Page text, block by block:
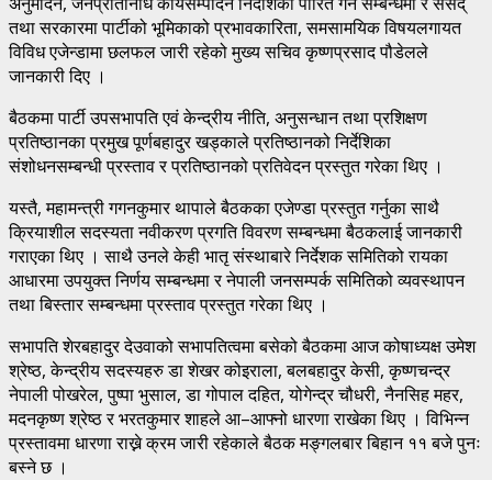
तथा सरकारमा पार्टीको भूमिकाको प्रभावकारिता, समसामयिक विषयलगायत
विविध एजेन्डामा छलफल जारी रहेको मुख्य सचिव कृष्णप्रसाद पौडेलले
जानकारी दिए ।
बैठकमा पार्टी उपसभापति एवं केन्द्रीय नीति, अनुसन्धान तथा प्रशिक्षण
प्रतिष्ठानका प्रमुख पूर्णबहादुर खड्काले प्रतिष्ठानको निर्देशिका
संशोधनसम्बन्धी प्रस्ताव र प्रतिष्ठानको प्रतिवेदन प्रस्तुत गरेका थिए ।
यस्तै, महामन्त्री गगनकुमार थापाले बैठकका एजेण्डा प्रस्तुत गर्नुका साथै
क्रियाशील सदस्यता नवीकरण प्रगति विवरण सम्बन्धमा बैठकलाई जानकारी
गराएका थिए । साथै उनले केही भातृ संस्थाबारे निर्देशक समितिको रायका
आधारमा उपयुक्त निर्णय सम्बन्धमा र नेपाली जनसम्पर्क समितिको व्यवस्थापन
तथा बिस्तार सम्बन्धमा प्रस्ताव प्रस्तुत गरेका थिए ।
सभापति शेरबहादुर देउवाको सभापतित्वमा बसेको बैठकमा आज कोषाध्यक्ष उमेश
श्रेष्ठ, केन्द्रीय सदस्यहरु डा शेखर कोइराला, बलबहादुर केसी, कृष्णचन्द्र
नेपाली पोखरेल, पुष्पा भुसाल, डा गोपाल दहित, योगेन्द्र चौधरी, नैनसिह महर,
मदनकृष्ण श्रेष्ठ र भरतकुमार शाहले आ–आफ्नो धारणा राखेका थिए । विभिन्न
प्रस्तावमा धारणा राख्ने क्रम जारी रहेकाले बैठक मङ्गलबार बिहान ११ बजे पुनः
बस्ने छ ।